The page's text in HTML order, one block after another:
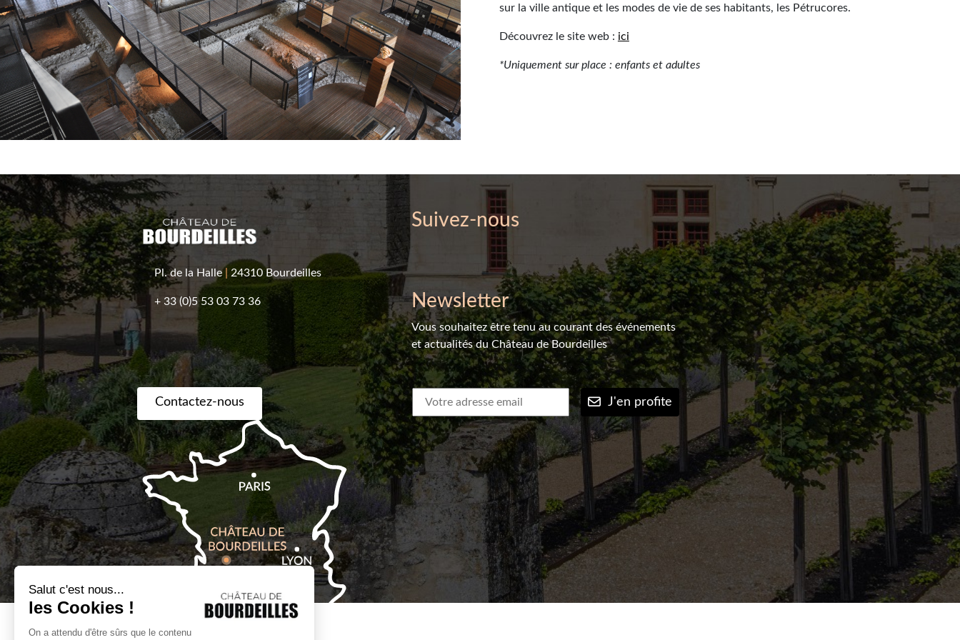
sur la ville antique et les modes de vie de ses habitants, les Pétrucores.
Découvrez le site web : ici
*Uniquement sur place : enfants et adultes
Pl. de la Halle 24310 Bourdeilles
+ 33 (0)5 53 03 73 36
Contactez-nous
Suivez-nous
Newsletter
Vous souhaitez être tenu au courant des événements
et actualités du Château de Bourdeilles
J'en profite
Billetterie